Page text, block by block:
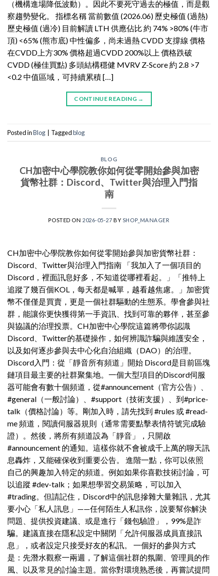
（機構進場降低波動）。因此不要死守過去的極值，而是觀
察趨勢變化。 指標名稱 當前數值 (2026.06) 歷史極值 (過熱)
歷史極值 (過冷) 目前解讀 LTH 供應佔比 約 74% >80% (牛市
頂) <65% (熊市底) 中性偏多，尚未過熱 CVDD 支撐線 價格
在CVDD上方30% 價格超過CVDD 200%以上 價格跌破
CVDD (極佳買點) 多頭結構穩健 MVRV Z-Score 約 2.8 >7
<0.2 中值區域，可持續累積 […]
CONTINUE READING →
Posted inBlog Taggedblog
BLOG
CH加密中心學院教你如何從零開始參與加密
貨幣社群：Discord、Twitter與治理入門指
南
POSTED ON 2026-05-27 BY SHOP_MANAGER
CH加密中心學院教你如何從零開始參與加密貨幣社群：
Discord、Twitter與治理入門指南 「我加入了一個項目的
Discord，裡面訊息好多，不知道從哪裡看起。」「推特上
追蹤了幾百個KOL，每天都是喊單，越看越焦慮。」加密貨
幣不僅僅是買賣，更是一個社群驅動的生態系。學會參與社
群，能讓你更快獲得第一手資訊、找到可靠的夥伴，甚至參
與協議的治理投票。CH加密中心學院這篇將帶你認識
Discord、Twitter的基礎操作，如何辨識詐騙與維護安全，
以及如何逐步參與去中心化自治組織（DAO）的治理。
Discord入門：從「靜音所有頻道」開始 Discord是目前區塊
鏈項目最主要的社群聚集地。一個大型項目的Discord伺服
器可能會有數十個頻道，從#announcement（官方公告）、
#general（一般討論）、#support（技術支援）、到#price-
talk（價格討論）等。剛加入時，請先找到 #rules 或 #read-
me 頻道，閱讀伺服器規則（通常需要點擊表情符號完成驗
證）。然後，將所有頻道設為「靜音」，只開啟
#announcement 的通知。這樣你就不會被成千上萬的聊天訊
息轟炸，又能確保收到重要公告。 進階一點，你可以依照
自己的興趣加入特定的頻道。例如如果你喜歡技術討論，可
以追蹤 #dev-talk；如果想學習交易策略，可以加入
#trading。但請記住，Discord中的訊息摻雜大量雜訊，尤其
要小心「私人訊息」——任何陌生人私訊你，說要幫你解決
問題、提供投資建議、或是進行「錢包驗證」，99%是詐
騙。建議直接在隱私設定中關閉「允許伺服器成員直接訊
息」，或者設定只接受好友的私訊。 一個好的參與方式
是：先潛水觀察一兩週，了解這個社群的氛圍、管理員的作
風、以及常見的討論主題。當你對環境熟悉後，再嘗試提問